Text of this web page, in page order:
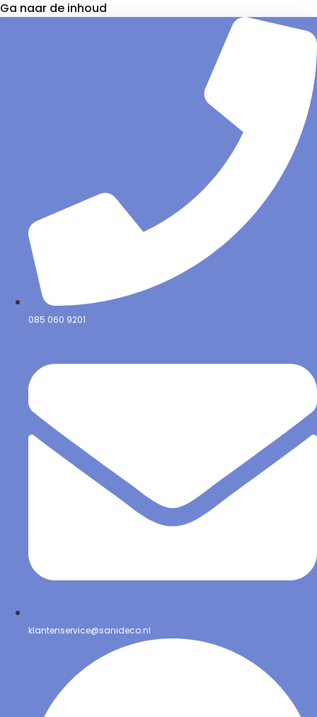
Ga naar de inhoud
085 060 9201
klantenservice@sanideco.nl